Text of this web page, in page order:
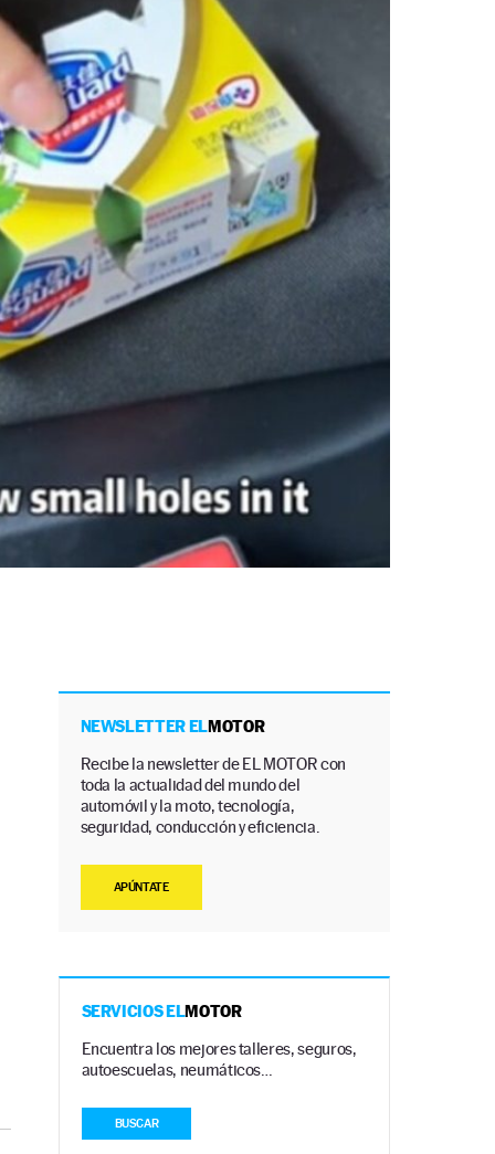
NEWSLETTER ELMOTOR
Recibe la newsletter de EL MOTOR con
toda la actualidad del mundo del
automóvil y la moto, tecnología,
seguridad, conducción y eficiencia.
APÚNTATE
SERVICIOS ELMOTOR
Encuentra los mejores talleres, seguros,
autoescuelas, neumáticos…
BUSCAR